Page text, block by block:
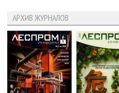
АРХИВ ЖУРНАЛОВ